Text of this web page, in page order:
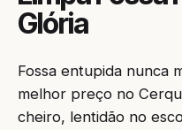
Glória
Fossa entupida nunca
melhor preço no
cheiro, lentidão no